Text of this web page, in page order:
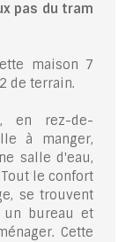
pas du tram
maison 7
de terrain.
en rez-de-
à manger,
salle d'eau,
le confort
se trouvent
un bureau et
Cette